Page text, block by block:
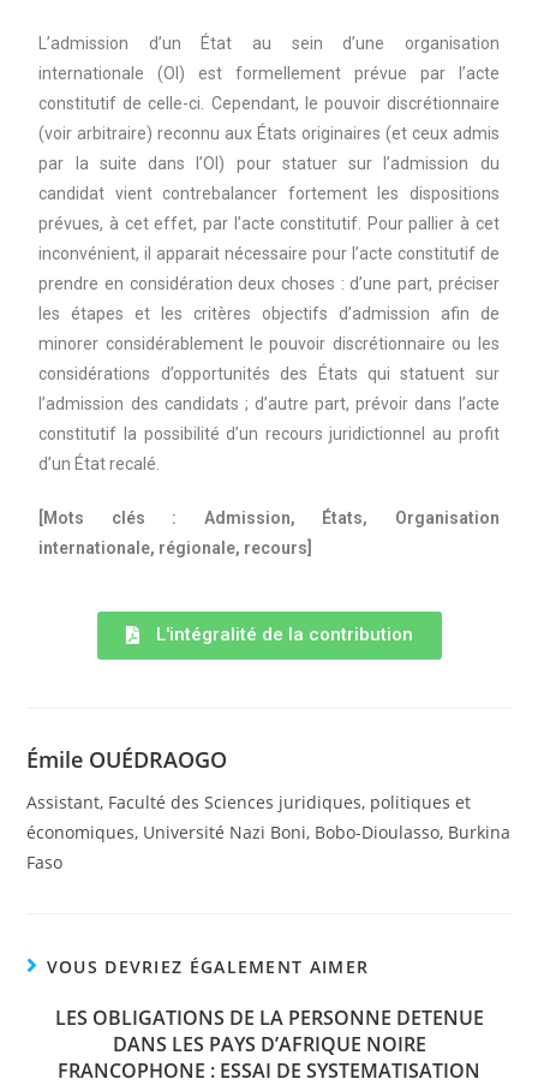
L’admission d’un État au sein d’une organisation
internationale (OI) est formellement prévue par l’acte
constitutif de celle-ci. Cependant, le pouvoir discrétionnaire
(voir arbitraire) reconnu aux États originaires (et ceux admis
par la suite dans l’OI) pour statuer sur l’admission du
candidat vient contrebalancer fortement les dispositions
prévues, à cet effet, par l’acte constitutif. Pour pallier à cet
inconvénient, il apparait nécessaire pour l’acte constitutif de
prendre en considération deux choses : d’une part, préciser
les étapes et les critères objectifs d’admission afin de
minorer considérablement le pouvoir discrétionnaire ou les
considérations d’opportunités des États qui statuent sur
l’admission des candidats ; d’autre part, prévoir dans l’acte
constitutif la possibilité d’un recours juridictionnel au profit
d’un État recalé.
[Mots clés : Admission, États, Organisation
internationale, régionale, recours]
L'intégralité de la contribution
Émile OUÉDRAOGO
Assistant, Faculté des Sciences juridiques, politiques et
économiques, Université Nazi Boni, Bobo-Dioulasso, Burkina
Faso
VOUS DEVRIEZ ÉGALEMENT AIMER
LES OBLIGATIONS DE LA PERSONNE DETENUE
DANS LES PAYS D’AFRIQUE NOIRE
FRANCOPHONE : ESSAI DE SYSTEMATISATION